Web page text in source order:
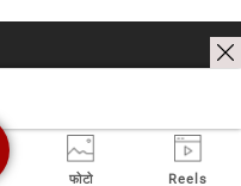
मिलेगा डिस्काउंट
फोटो Reels